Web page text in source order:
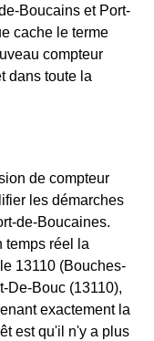
Boucains et Port-
cache le terme
compteur
dans toute la
de compteur
les démarches
de-Boucaines.
temps réel la
13110 (Bouches-
De-Bouc (13110),
exactement la
est qu'il n'y a plus